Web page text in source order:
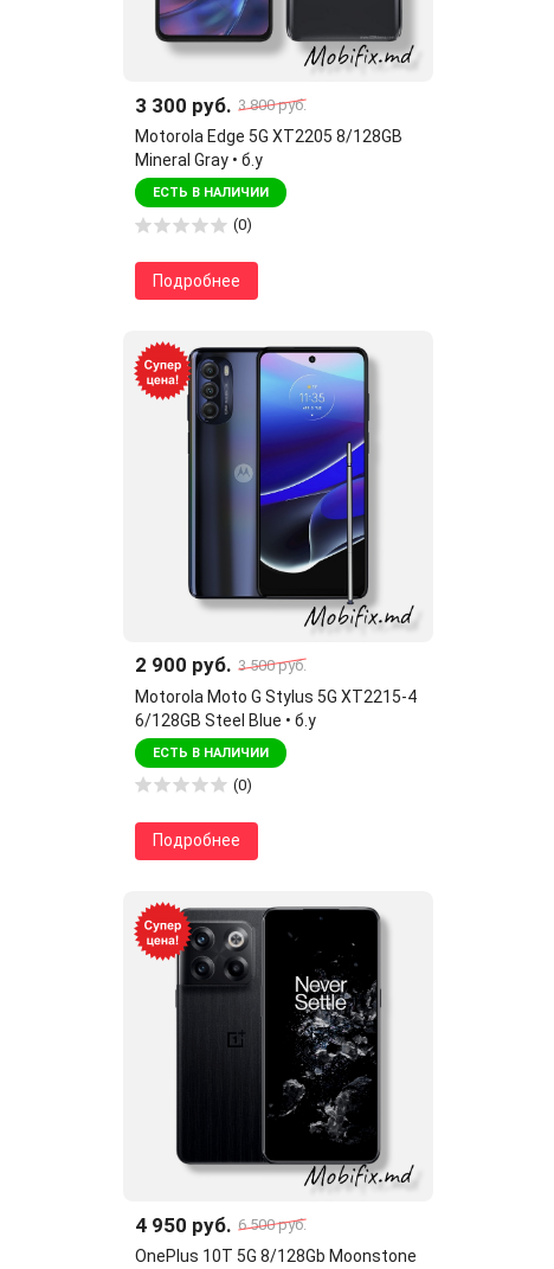
3 300 руб. 3 800 руб.
Motorola Edge 5G XT2205 8/128GB
Mineral Gray • б.у
ЕСТЬ В НАЛИЧИИ
(0)
Подробнее
2 900 руб. 3 500 руб.
Motorola Moto G Stylus 5G XT2215-4
6/128GB Steel Blue • б.у
ЕСТЬ В НАЛИЧИИ
(0)
Подробнее
4 950 руб. 6 500 руб.
OnePlus 10T 5G 8/128Gb Moonstone